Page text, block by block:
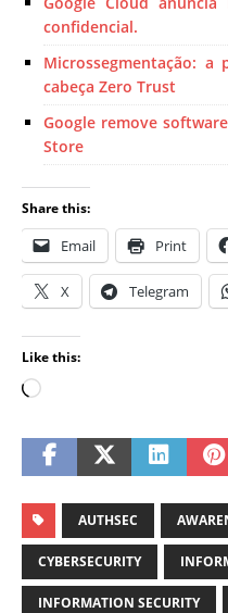
confidencial.
Microssegmentação:
cabeça Zero Trust
Google remove
Store
Share this:
Email Print
X Telegram
Like this:
AUTHSEC
CYBERSECURITY
INFORMATION SECURITY